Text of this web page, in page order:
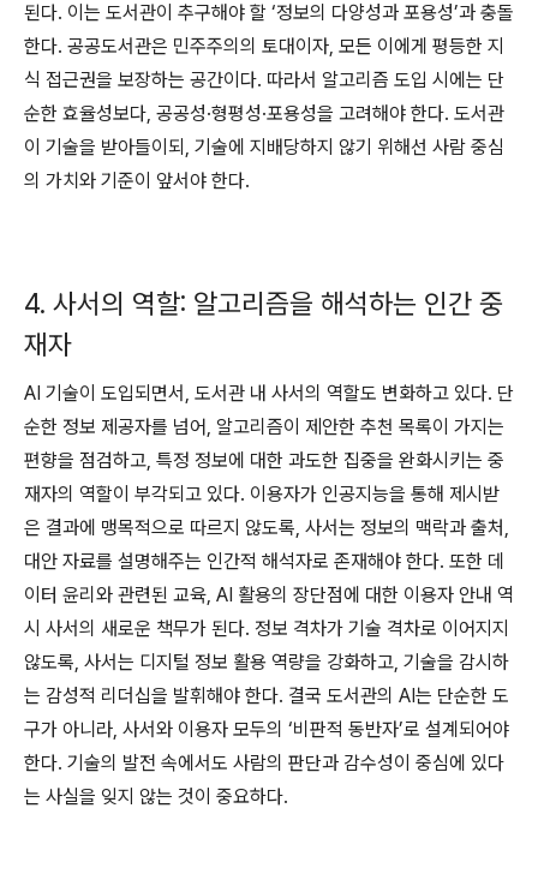
된다. 이는 도서관이 추구해야 할 ‘정보의 다양성과 포용성’과 충돌
한다. 공공도서관은 민주주의의 토대이자, 모든 이에게 평등한 지
식 접근권을 보장하는 공간이다. 따라서 알고리즘 도입 시에는 단
순한 효율성보다, 공공성·형평성·포용성을 고려해야 한다. 도서관
이 기술을 받아들이되, 기술에 지배당하지 않기 위해선 사람 중심
의 가치와 기준이 앞서야 한다.
4. 사서의 역할: 알고리즘을 해석하는 인간 중
재자
AI 기술이 도입되면서, 도서관 내 사서의 역할도 변화하고 있다. 단
순한 정보 제공자를 넘어, 알고리즘이 제안한 추천 목록이 가지는
편향을 점검하고, 특정 정보에 대한 과도한 집중을 완화시키는 중
재자의 역할이 부각되고 있다. 이용자가 인공지능을 통해 제시받
은 결과에 맹목적으로 따르지 않도록, 사서는 정보의 맥락과 출처,
대안 자료를 설명해주는 인간적 해석자로 존재해야 한다. 또한 데
이터 윤리와 관련된 교육, AI 활용의 장단점에 대한 이용자 안내 역
시 사서의 새로운 책무가 된다. 정보 격차가 기술 격차로 이어지지
않도록, 사서는 디지털 정보 활용 역량을 강화하고, 기술을 감시하
는 감성적 리더십을 발휘해야 한다. 결국 도서관의 AI는 단순한 도
구가 아니라, 사서와 이용자 모두의 ‘비판적 동반자’로 설계되어야
한다. 기술의 발전 속에서도 사람의 판단과 감수성이 중심에 있다
는 사실을 잊지 않는 것이 중요하다.